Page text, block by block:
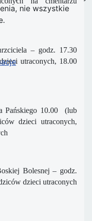
– godz. 17.30
utraconych, 18.00
Pańskiego 10.00 (lub
dzieci utraconych,
Bolesnej – godz.
dzieci utraconych
nie wszystkie